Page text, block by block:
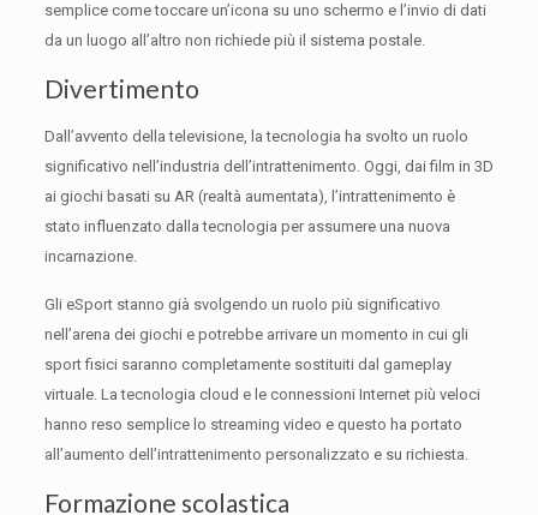
semplice come toccare un’icona su uno schermo e l’invio di dati
da un luogo all’altro non richiede più il sistema postale.
Divertimento
Dall’avvento della televisione, la tecnologia ha svolto un ruolo
significativo nell’industria dell’intrattenimento. Oggi, dai film in 3D
ai giochi basati su AR (realtà aumentata), l’intrattenimento è
stato influenzato dalla tecnologia per assumere una nuova
incarnazione.
Gli eSport stanno già svolgendo un ruolo più significativo
nell’arena dei giochi e potrebbe arrivare un momento in cui gli
sport fisici saranno completamente sostituiti dal gameplay
virtuale. La tecnologia cloud e le connessioni Internet più veloci
hanno reso semplice lo streaming video e questo ha portato
all’aumento dell’intrattenimento personalizzato e su richiesta.
Formazione scolastica